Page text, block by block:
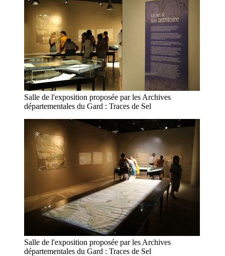
Salle de l'exposition proposée par les Archives
départementales du Gard : Traces de Sel
Salle de l'exposition proposée par les Archives
départementales du Gard : Traces de Sel